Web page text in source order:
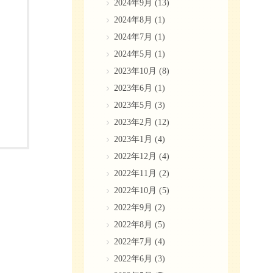
2024年9月 (13)
2024年8月 (1)
2024年7月 (1)
2024年5月 (1)
2023年10月 (8)
2023年6月 (1)
2023年5月 (3)
2023年2月 (12)
2023年1月 (4)
2022年12月 (4)
2022年11月 (2)
2022年10月 (5)
2022年9月 (2)
2022年8月 (5)
2022年7月 (4)
2022年6月 (3)